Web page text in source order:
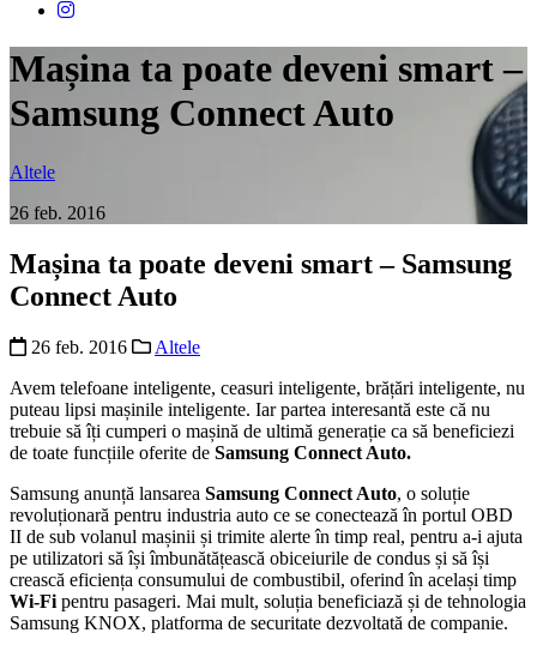
Mașina ta poate deveni smart –
Samsung Connect Auto
Altele
26 feb. 2016
Mașina ta poate deveni smart – Samsung
Connect Auto
26 feb. 2016
Altele
Avem telefoane inteligente, ceasuri inteligente, brățări inteligente, nu
puteau lipsi mașinile inteligente. Iar partea interesantă este că nu
trebuie să îți cumperi o mașină de ultimă generație ca să beneficiezi
de toate funcțiile oferite de Samsung Connect Auto.
Samsung anunță lansarea Samsung Connect Auto, o soluție
revoluționară pentru industria auto ce se conectează în portul OBD
II de sub volanul mașinii și trimite alerte în timp real, pentru a-i ajuta
pe utilizatori să își îmbunătățească obiceiurile de condus și să își
crească eficiența consumului de combustibil, oferind în același timp
Wi-Fi pentru pasageri. Mai mult, soluția beneficiază și de tehnologia
Samsung KNOX, platforma de securitate dezvoltată de companie.